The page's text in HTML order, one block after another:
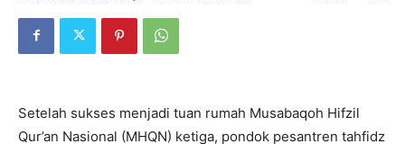
Setelah sukses menjadi tuan rumah Musabaqoh Hifzil
Qur’an Nasional (MHQN) ketiga, pondok pesantren tahfidz